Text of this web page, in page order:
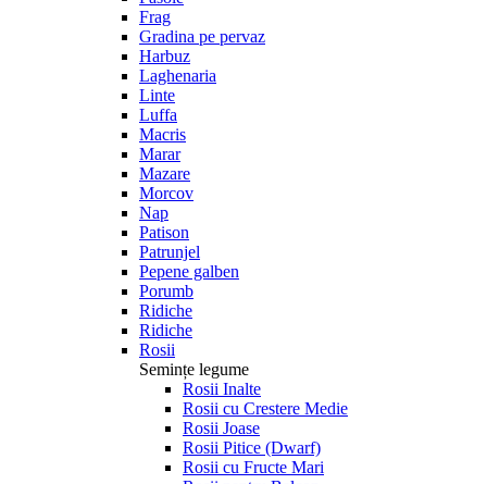
Frag
Gradina pe pervaz
Harbuz
Laghenaria
Linte
Luffa
Macris
Marar
Mazare
Morcov
Nap
Patison
Patrunjel
Pepene galben
Porumb
Ridiche
Ridiche
Rosii
Semințe legume
Rosii Inalte
Rosii cu Crestere Medie
Rosii Joase
Rosii Pitice (Dwarf)
Rosii cu Fructe Mari